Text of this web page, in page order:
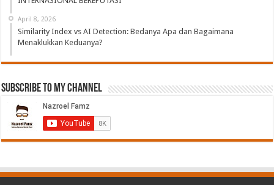
April 8, 2026
Similarity Index vs AI Detection: Bedanya Apa dan Bagaimana
Menaklukkan Keduanya?
Subscribe to My Channel